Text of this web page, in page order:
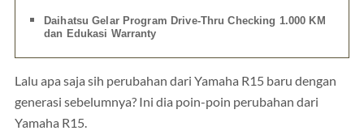
Daihatsu Gelar Program Drive-Thru Checking 1.000 KM
dan Edukasi Warranty
Lalu apa saja sih perubahan dari Yamaha R15 baru dengan
generasi sebelumnya? Ini dia poin-poin perubahan dari
Yamaha R15.